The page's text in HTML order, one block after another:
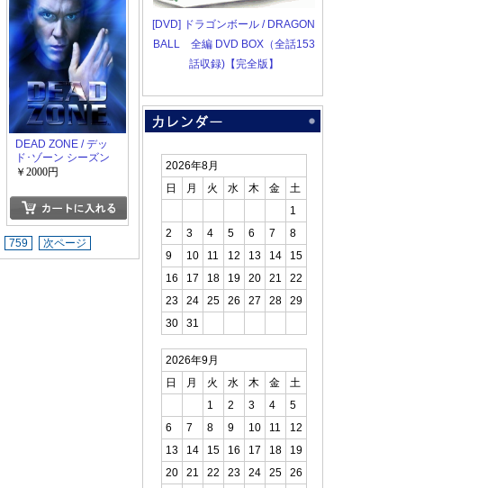
DEAD ZONE / デッ
ド･ゾーン シーズン
5+6
￥2000円
759 次ページ
[DVD] ドラゴンボール / DRAGON
BALL 全編 DVD BOX（全話153
話収録)【完全版】
2026年8月
日
月 火 水 木 金
土
1
2
3 4 5 6 7
8
9
10 11 12 13 14
15
16
17 18 19 20 21
22
23
24 25 26 27 28
29
30
31
2026年9月
日
月 火 水 木 金
土
1
2 3 4
5
6
7 8 9 10 11
12
13
14 15 16 17 18
19
20
21 22 23 24 25 26